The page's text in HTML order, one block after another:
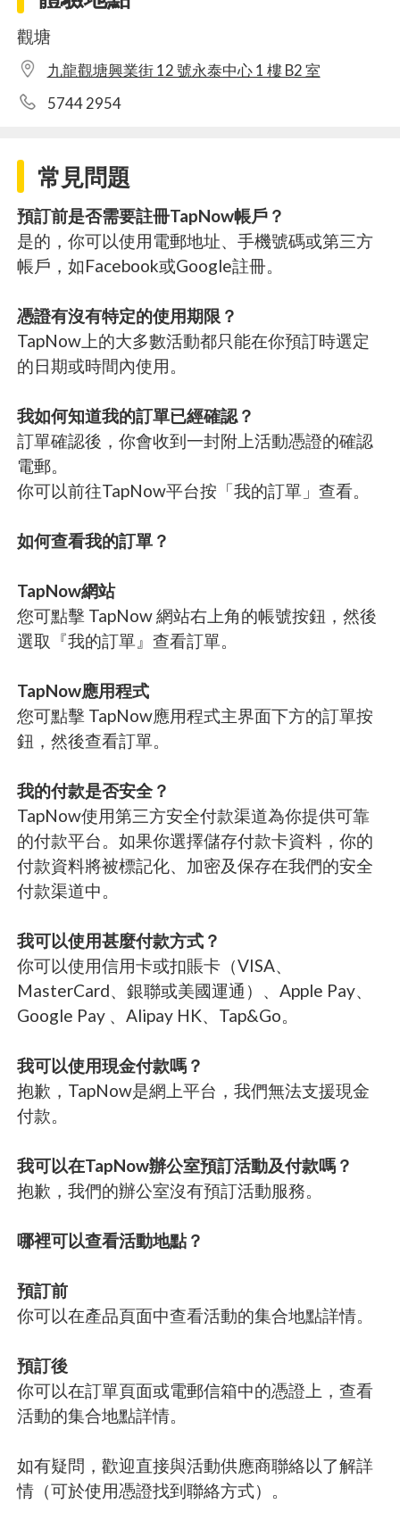
觀塘
九龍觀塘興業街 12 號永泰中心 1 樓 B2 室
5744 2954
常見問題
預訂前是否需要註冊TapNow帳戶？
是的，你可以使用電郵地址、手機號碼或第三方
帳戶，如Facebook或Google註冊。
憑證有沒有特定的使用期限？
TapNow上的大多數活動都只能在你預訂時選定
的日期或時間內使用。
我如何知道我的訂單已經確認？
訂單確認後，你會收到一封附上活動憑證的確認
電郵。
你可以前往TapNow平台按「我的訂單」查看。
如何查看我的訂單？
TapNow網站
您可點擊 TapNow 網站右上角的帳號按鈕，然後
選取『我的訂單』查看訂單。
TapNow應用程式
您可點擊 TapNow應用程式主界面下方的訂單按
鈕，然後查看訂單。
我的付款是否安全？
TapNow使用第三方安全付款渠道為你提供可靠
的付款平台。如果你選擇儲存付款卡資料，你的
付款資料將被標記化、加密及保存在我們的安全
付款渠道中。
我可以使用甚麼付款方式？
你可以使用信用卡或扣賬卡（VISA、
MasterCard、銀聯或美國運通）、Apple Pay、
Google Pay 、Alipay HK、Tap&Go。
我可以使用現金付款嗎？
抱歉，TapNow是網上平台，我們無法支援現金
付款。
我可以在TapNow辦公室預訂活動及付款嗎？
抱歉，我們的辦公室沒有預訂活動服務。
哪裡可以查看活動地點？
預訂前
你可以在產品頁面中查看活動的集合地點詳情。
預訂後
你可以在訂單頁面或電郵信箱中的憑證上，查看
活動的集合地點詳情。
如有疑問，歡迎直接與活動供應商聯絡以了解詳
情（可於使用憑證找到聯絡方式）。